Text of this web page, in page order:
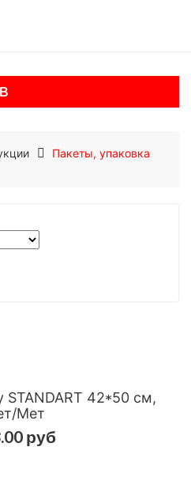
Пакеты, упаковка
STANDART 42*50 см,
Мет
рубДобавить в избранное